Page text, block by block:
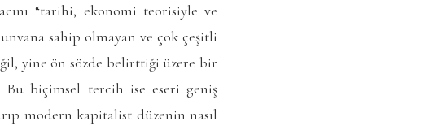
“tarihi, ekonomi teorisiyle ve
sahip olmayan ve çok çeşitli
yine ön sözde belirttiği üzere bir
Bu biçimsel tercih ise eseri geniş
modern kapitalist düzenin nasıl